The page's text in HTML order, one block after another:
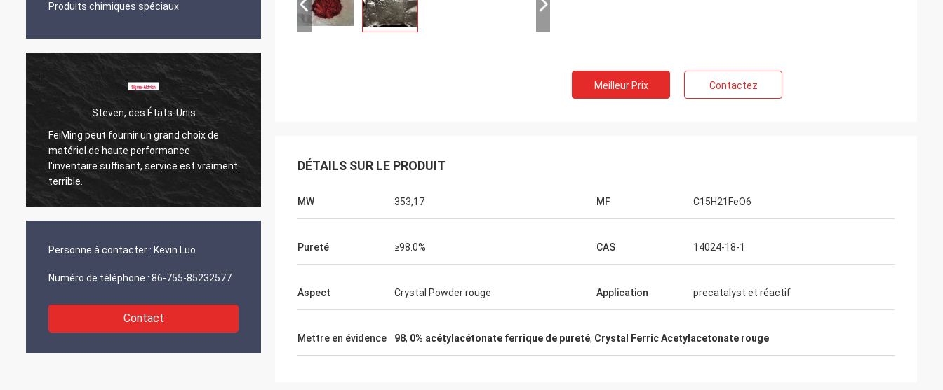
Produits chimiques spéciaux
Steven, des États-Unis
FeiMing peut fournir un grand choix de
matériel de haute performance
l'inventaire suffisant, service est vraiment
terrible.
Quand j'aurai des nouvelles, je les
partagerai directement avec vous.
Personne à contacter : Kevin Luo
Numéro de téléphone : 86-755-85232577
Contact
Meilleur Prix Contactez
DÉTAILS SUR LE PRODUIT
MW 353,17 MF C15H21FeO6
Pureté ≥98.0% CAS 14024-18-1
Aspect Crystal Powder rouge Application precatalyst et réactif
Mettre en évidence 98, 0% acétylacétonate ferrique de pureté, Crystal Ferric Acetylacetonate rouge